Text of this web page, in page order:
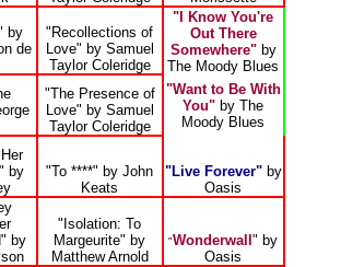
by
de
"Recollections of
Love" by Samuel
Taylor Coleridge
"I Know You're
Out There
Somewhere"by
The Moody Blues
"The Presence of
Love" by Samuel
Taylor Coleridge
"Want to Be With
You" by The
Moody Blues
by
"To ****" by John
Keats
"Live Forever"by
Oasis
by
"Isolation: To
Margeurite" by
Matthew Arnold
"Wonderwall " by
Oasis